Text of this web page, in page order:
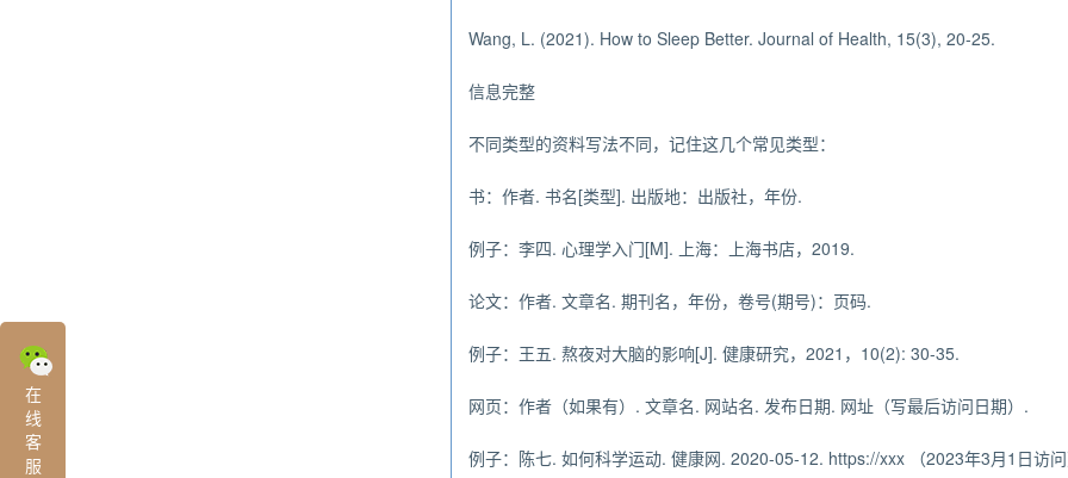
Wang, L. (2021). How to Sleep Better. Journal of Health, 15(3), 20-25.
信息完整
不同类型的资料写法不同，记住这几个常见类型：
书：作者. 书名[类型]. 出版地：出版社，年份.
例子：李四. 心理学入门[M]. 上海：上海书店，2019.
论文：作者. 文章名. 期刊名，年份，卷号(期号)：页码.
例子：王五. 熬夜对大脑的影响[J]. 健康研究，2021，10(2): 30-35.
网页：作者（如果有）. 文章名. 网站名. 发布日期. 网址（写最后访问日期）.
例子：陈七. 如何科学运动. 健康网. 2020-05-12. https://xxx （2023年3月1日访
在
线
客
服